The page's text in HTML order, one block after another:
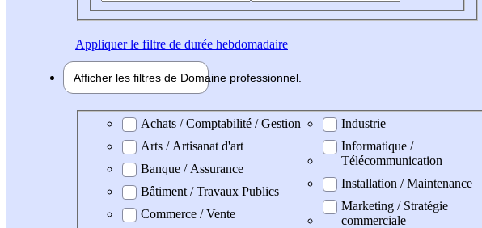
Appliquerle filtre de durée hebdomadaire
Afficher les filtres de Domaine professionnel
Domaine professionel
Achats / Comptabilité / Gestion
Arts / Artisanat d'art
Banque / Assurance
Bâtiment / Travaux Publics
Commerce / Vente
Industrie
Informatique /
Télécommunication
Installation / Maintenance
Marketing / Stratégie
commerciale